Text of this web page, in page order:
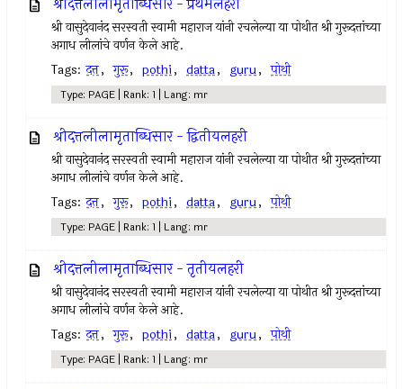
श्री वासुदेवानंद सरस्वती स्वामी महाराज यांनी रचलेल्या या पोथीत श्री गुरूदत्तांच्या
अगाध लीलांचे वर्णन केले आहे.
Tags: दत्त, गुरू, pothi, datta, guru, पोथी
Type: PAGE | Rank: 1 | Lang: mr
श्रीदत्तलीलामृताब्धिसार - द्वितीयलहरी
श्री वासुदेवानंद सरस्वती स्वामी महाराज यांनी रचलेल्या या पोथीत श्री गुरूदत्तांच्या
अगाध लीलांचे वर्णन केले आहे.
Tags: दत्त, गुरू, pothi, datta, guru, पोथी
Type: PAGE | Rank: 1 | Lang: mr
श्रीदत्तलीलामृताब्धिसार - तृतीयलहरी
श्री वासुदेवानंद सरस्वती स्वामी महाराज यांनी रचलेल्या या पोथीत श्री गुरूदत्तांच्या
अगाध लीलांचे वर्णन केले आहे.
Tags: दत्त, गुरू, pothi, datta, guru, पोथी
Type: PAGE | Rank: 1 | Lang: mr